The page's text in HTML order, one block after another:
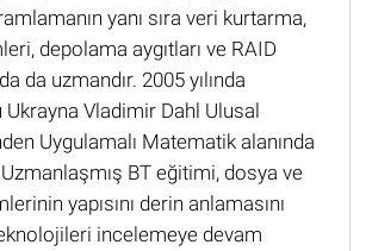
yanı sıra veri kurtarma,
depolama aygıtları ve RAID
da uzmandır. 2005 yılında
Ukrayna Vladimir Dahl Ulusal
Uygulamalı Matematik alanında
BT eğitimi, dosya ve
yapısını derin anlamasını
incelemeye devam